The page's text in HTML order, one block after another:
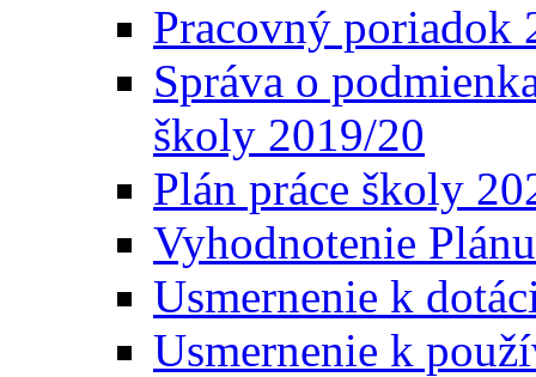
Pracovný poriadok
Správa o
školy 2019/20
Plán práce školy
Vyhodnotenie
Usmernenie k
Usmernenie k